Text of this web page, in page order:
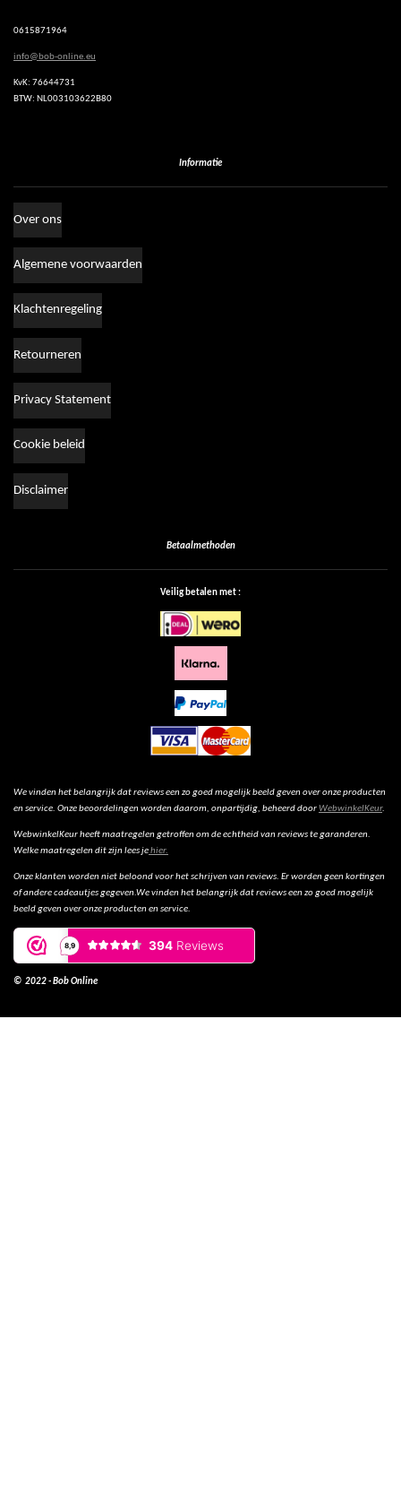
p
0615871964
info@bob-online.eu
KvK: 76644731
BTW: NL003103622B80
Informatie
Over ons
Algemene voorwaarden
Klachtenregeling
Retourneren
Privacy Statement
Cookie beleid
Disclaimer
Betaalmethoden
Veilig betalen met :
We vinden het belangrijk dat reviews een zo goed mogelijk beeld geven over onze producten
en service. Onze beoordelingen worden daarom, onpartijdig, beheerd doorWebwinkelKeur.
WebwinkelKeur heeft maatregelen getroffen om de echtheid van reviews te garanderen.
Welke maatregelen dit zijn lees jehier.
Onze klanten worden niet beloond voor het schrijven van reviews. Er worden geen kortingen
of andere cadeautjes gegeven.We vinden het belangrijk dat reviews een zo goed mogelijk
beeld geven over onze producten en service.
© 2022 - Bob Online